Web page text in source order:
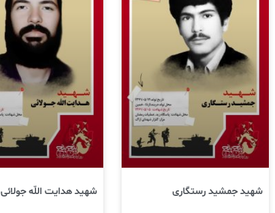
شهید جمشید رستگاری شهید هدایت اللّه جولائی